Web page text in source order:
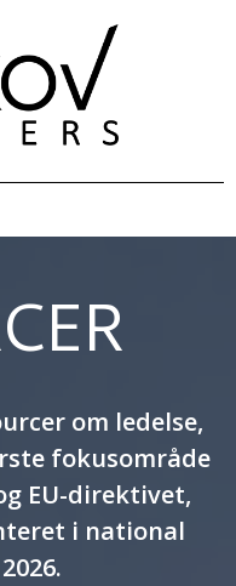
om ledelse,
fokusområde
EU-direktivet,
i national